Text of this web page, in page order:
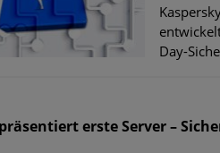
Day-
erste Server –